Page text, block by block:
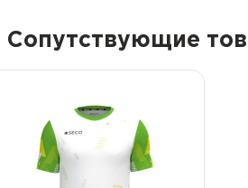
Сопутствующие